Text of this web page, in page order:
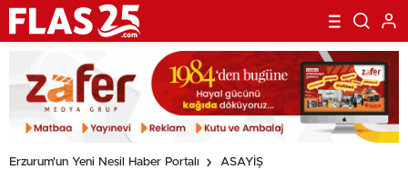
Erzurum'un Yeni Nesil Haber Portalı
ASAYİŞ